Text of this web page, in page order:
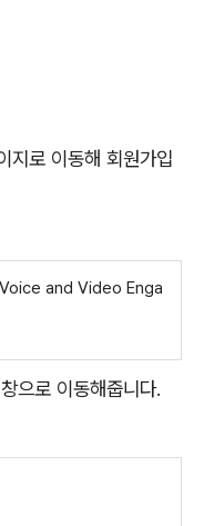
로 이동해 회원가입
and Video Enga
으로 이동해줍니다.